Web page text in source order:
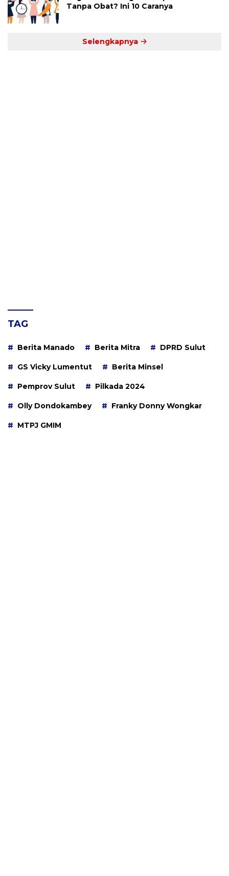
Tanpa Obat? Ini 10 Caranya
Selengkapnya
TAG
Berita Manado Berita Mitra DPRD Sulut
GS Vicky Lumentut Berita Minsel
Pemprov Sulut Pilkada 2024
Olly Dondokambey Franky Donny Wongkar
MTPJ GMIM